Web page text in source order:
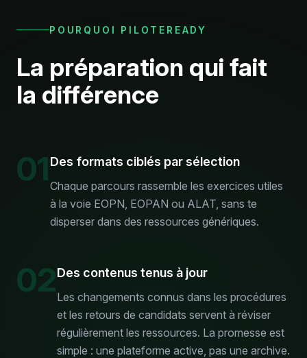
POURQUOI PILOTEREADY
La préparation qui fait
la différence
01Des formats ciblés par sélection
Chaque parcours rassemble les exercices utiles
à la voie EOPN, EOPAN ou ALAT, sans te
disperser dans des ressources génériques.
02Des contenus tenus à jour
Les changements connus dans les procédures
et les retours de candidats servent à réviser
régulièrement les ressources. La promesse est
simple : une plateforme active, pas une archive.